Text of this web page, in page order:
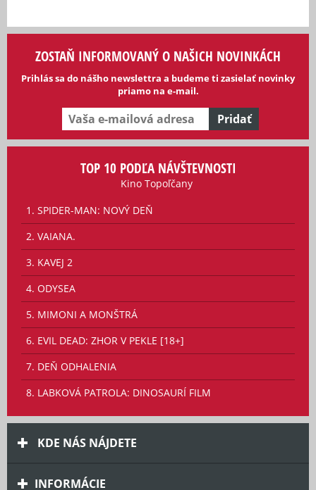
ZOSTAŇ INFORMOVANÝ O NAŠICH NOVINKÁCH
Prihlás sa do nášho newslettra a budeme ti zasielať novinky
priamo na e-mail.
TOP 10 PODĽA NÁVŠTEVNOSTI
Kino Topoľčany
1. SPIDER-MAN: NOVÝ DEŇ
2. VAIANA.
3. KAVEJ 2
4. ODYSEA
5. MIMONI A MONŠTRÁ
6. EVIL DEAD: ZHOR V PEKLE [18+]
7. DEŇ ODHALENIA
8. LABKOVÁ PATROLA: DINOSAURÍ FILM
KDE NÁS NÁJDETE
INFORMÁCIE